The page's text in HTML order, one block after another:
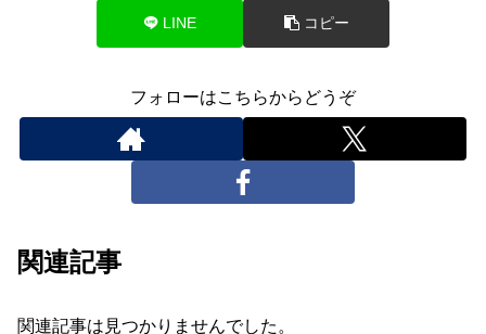
LINE コピー
フォローはこちらからどうぞ
関連記事
関連記事は見つかりませんでした。